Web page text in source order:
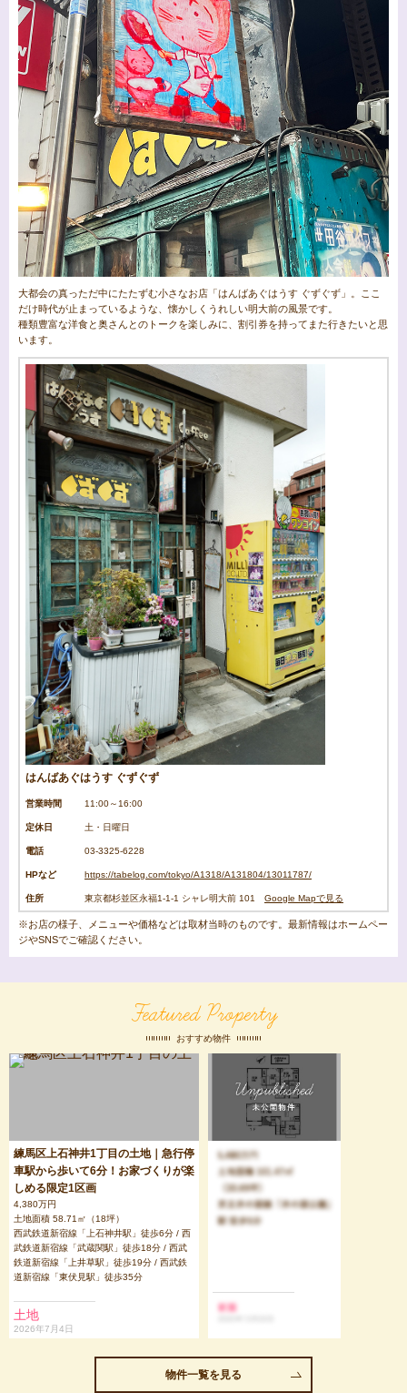
大都会の真っただ中にたたずむ小さなお店「はんばあぐはうす ぐずぐず」。ここ
だけ時代が止まっているような、懐かしくうれしい明大前の風景です。
種類豊富な洋食と奥さんとのトークを楽しみに、割引券を持ってまた行きたいと思
います。
はんばあぐはうす ぐずぐず
営業時間 11:00～16:00
定休日 土・日曜日
電話 03-3325-6228
HPなど https://tabelog.com/tokyo/A1318/A131804/13011787/
住所 東京都杉並区永福1-1-1 シャレ明大前 101 Google Mapで見る
※お店の様子、メニューや価格などは取材当時のものです。最新情報はホームペー
ジやSNSでご確認ください。
Featured Property
おすすめ物件
練馬区上石神井1丁目の土地｜急行停
車駅から歩いて6分！お家づくりが楽
しめる限定1区画
4,380万円
土地面積 58.71㎡（18坪）
西武鉄道新宿線「上石神井駅」徒歩6分 / 西
武鉄道新宿線「武蔵関駅」徒歩18分 / 西武
鉄道新宿線「上井草駅」徒歩19分 / 西武鉄
道新宿線「東伏見駅」徒歩35分
土地
2026年7月4日
物件一覧を見る